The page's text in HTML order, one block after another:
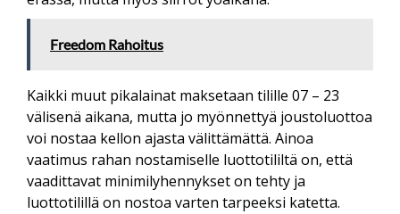
Freedom Rahoitus
Kaikki muut pikalainat maksetaan tilille 07 – 23
välisenä aikana, mutta jo myönnettyä joustoluottoa
voi nostaa kellon ajasta välittämättä. Ainoa
vaatimus rahan nostamiselle luottotililtä on, että
vaadittavat minimilyhennykset on tehty ja
luottotilillä on nostoa varten tarpeeksi katetta.